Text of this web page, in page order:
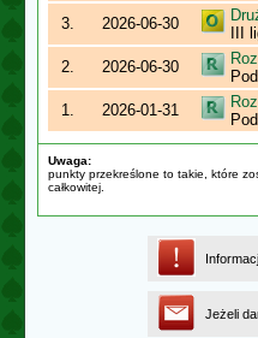
3.
2026-06-30
III
2.
2026-06-30
1.
2026-01-31
Uwaga:
punkty przekreślone to takie, które
całkowitej.
Jeżeli